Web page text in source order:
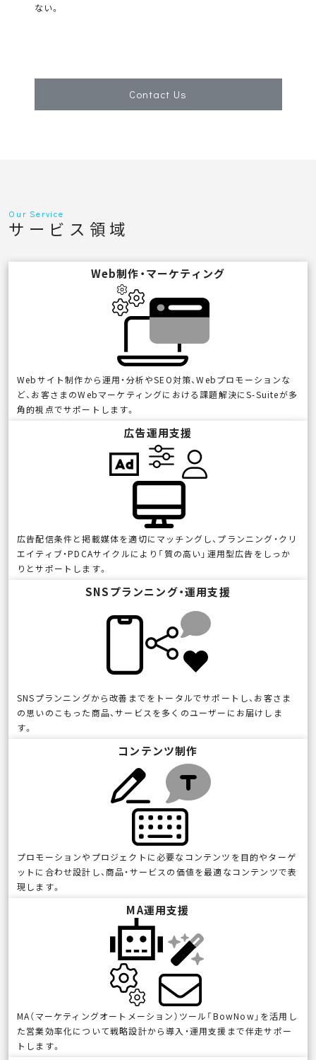
ない。
Contact Us
Our Service
サービス領域
Web制作・マーケティング
Webサイト制作から運用・分析やSEO対策、Webプロモーションな
ど、お客さまのWebマーケティングにおける課題解決にS-Suiteが多
角的視点でサポートします。
広告運用支援
広告配信条件と掲載媒体を適切にマッチングし、プランニング・クリ
エイティブ・PDCAサイクルにより「質の高い」運用型広告をしっか
りとサポートします。
SNSプランニング・運用支援
SNSプランニングから改善までをトータルでサポートし、お客さま
の思いのこもった商品、サービスを多くのユーザーにお届けしま
す。
コンテンツ制作
プロモーションやプロジェクトに必要なコンテンツを目的やターゲ
ットに合わせ設計し、商品・サービスの価値を最適なコンテンツで表
現します。
MA運用支援
MA（マーケティングオートメーション）ツール「BowNow」を活用し
た営業効率化について戦略設計から導入・運用支援まで伴走サポー
トします。